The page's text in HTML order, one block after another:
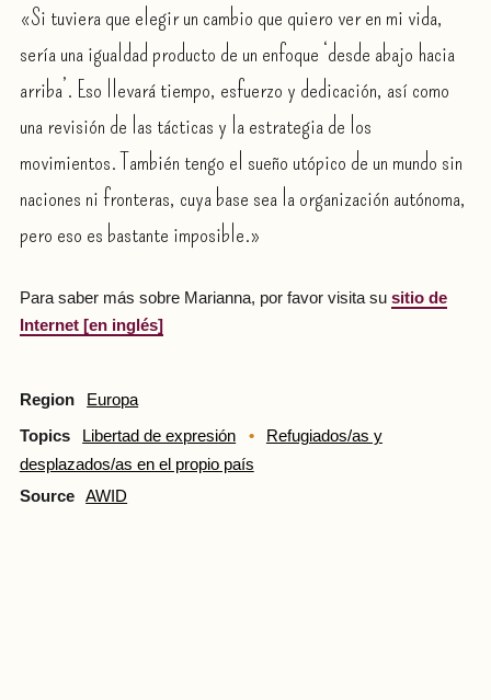
«Si tuviera que elegir un cambio que quiero ver en mi vida,
sería una igualdad producto de un enfoque ‘desde abajo hacia
arriba’. Eso llevará tiempo, esfuerzo y dedicación, así como
una revisión de las tácticas y la estrategia de los
movimientos. También tengo el sueño utópico de un mundo sin
naciones ni fronteras, cuya base sea la organización autónoma,
pero eso es bastante imposible.»
Para saber más sobre Marianna, por favor visita su sitio de
Internet [en inglés]
Region Europa
Topics Libertad de expresión
Refugiados/as y
desplazados/as en el propio país
Source
AWID